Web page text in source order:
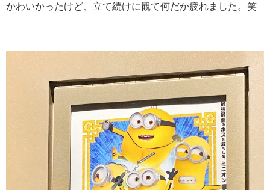
かわいかったけど、立て続けに観て何だか疲れました。笑